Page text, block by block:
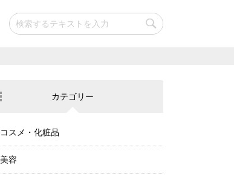
カテゴリー
コスメ・化粧品
美容